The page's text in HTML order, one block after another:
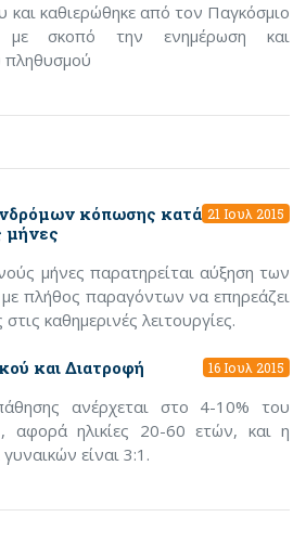
και καθιερώθηκε από τον Παγκόσμιο
με σκοπό την ενημέρωση και
πληθυσμού
κόπωσης κατά
μήνες
21 Ιουλ 2015
μήνες παρατηρείται αύξηση των
πλήθος παραγόντων να επηρεάζει
καθημερινές λειτουργίες.
και Διατροφή 16 Ιουλ 2015
ανέρχεται στο 4-10% του
αφορά ηλικίες 20-60 ετών, και η
είναι 3:1.